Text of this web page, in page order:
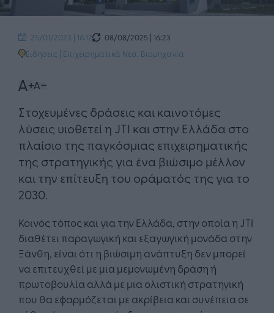
25/01/2023 | 16:12
08/08/2025 | 16:23
Ειδήσεις | Επιχειρηματικά Νέα Βιομηχανία
Στοχευμένες δράσεις και καινοτόμες
λύσεις υιοθετεί η JTI και στην Ελλάδα στο
πλαίσιο της παγκόσμιας επιχειρηματικής
της στρατηγικής για ένα βιώσιμο μέλλον
και την επίτευξη του οράματός της για το
2030.
Κοινός τόπος και για την Ελλάδα, στην οποία η JTI
διαθέτει παραγωγική και εξαγωγική μονάδα στην
Ξάνθη, είναι ότι η βιώσιμη ανάπτυξη δεν μπορεί
να επιτευχθεί με μια μεμονωμένη δράση ή
πρωτοβουλία αλλά με μια ολιστική στρατηγική
που θα εφαρμόζεται με ακρίβεια και συνέπεια σε